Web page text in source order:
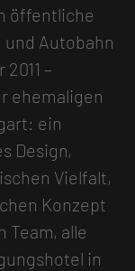
öffentliche
Autobahn
–
ehemaligen
ein
Design,
Vielfalt,
Konzept
Team, alle
in